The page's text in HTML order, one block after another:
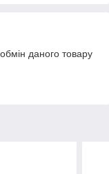
даного товару